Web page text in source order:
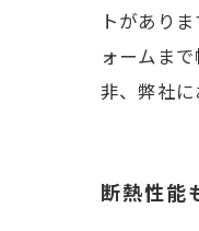
トがあり
ォームま
非、弊社に
断熱性能